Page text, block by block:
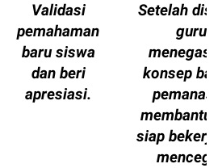
Validasi
pemahaman
baru siswa
dan beri
apresiasi.
Setelah
guru
konsep
membantu
siap bekerja